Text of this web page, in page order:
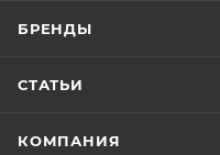
БРЕНДЫ
СТАТЬИ
КОМПАНИЯ